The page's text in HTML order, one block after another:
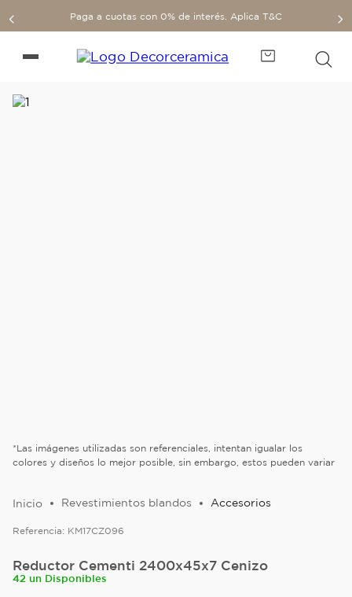
Paga a cuotas con 0% de interés. Aplica T&C
*Las imágenes utilizadas son referenciales, intentan igualar los
colores y diseños lo mejor posible, sin embargo, estos pueden variar
Revestimientos blandos Accesorios
Referencia: KM17CZ096
Reductor Cementi 2400x45x7 Cenizo
42 un Disponibles